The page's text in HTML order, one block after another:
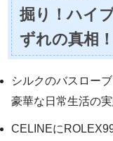
掘り！ハイ
ずれの真相！
シルクのバスロー
豪華な日常生活の
CELINEに